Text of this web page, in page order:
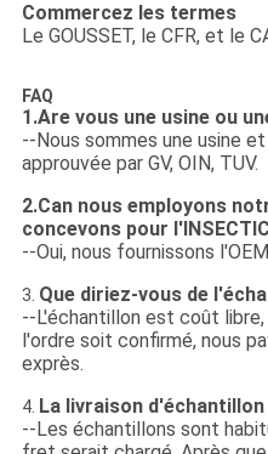
Commercez les termes
Le GOUSSET, le CFR, et le
FAQ
1.Are vous une usine ou
--Nous sommes une usine
approuvée par GV, OIN, TUV.
2.Can nous employons
concevons pour
--Oui, nous fournissons
3. Que diriez-vous de
--L'échantillon est coût
l'ordre soit confirmé, nous
exprès.
4. La livraison d'échantillon
--Les échantillons sont